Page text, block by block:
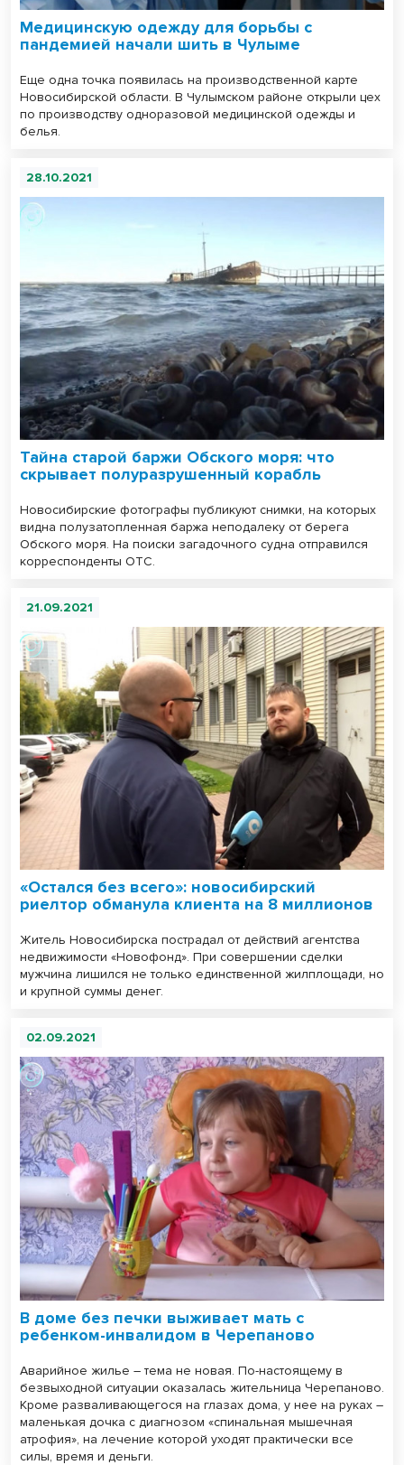
Медицинскую одежду для борьбы с
пандемией начали шить в Чулыме
Еще одна точка появилась на производственной карте
Новосибирской области. В Чулымском районе открыли цех
по производству одноразовой медицинской одежды и
белья.
28.10.2021
Тайна старой баржи Обского моря: что
скрывает полуразрушенный корабль
Новосибирские фотографы публикуют снимки, на которых
видна полузатопленная баржа неподалеку от берега
Обского моря. На поиски загадочного судна отправился
корреспонденты ОТС.
21.09.2021
«Остался без всего»: новосибирский
риелтор обманула клиента на 8 миллионов
Житель Новосибирска пострадал от действий агентства
недвижимости «Новофонд». При совершении сделки
мужчина лишился не только единственной жилплощади, но
и крупной суммы денег.
02.09.2021
В доме без печки выживает мать с
ребенком-инвалидом в Черепаново
Аварийное жилье – тема не новая. По-настоящему в
безвыходной ситуации оказалась жительница Черепаново.
Кроме разваливающегося на глазах дома, у нее на руках –
маленькая дочка с диагнозом «спинальная мышечная
атрофия», на лечение которой уходят практически все
силы, время и деньги.